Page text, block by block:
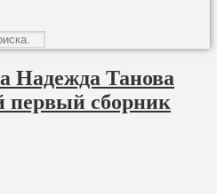
Надежда Танова
первый сборник